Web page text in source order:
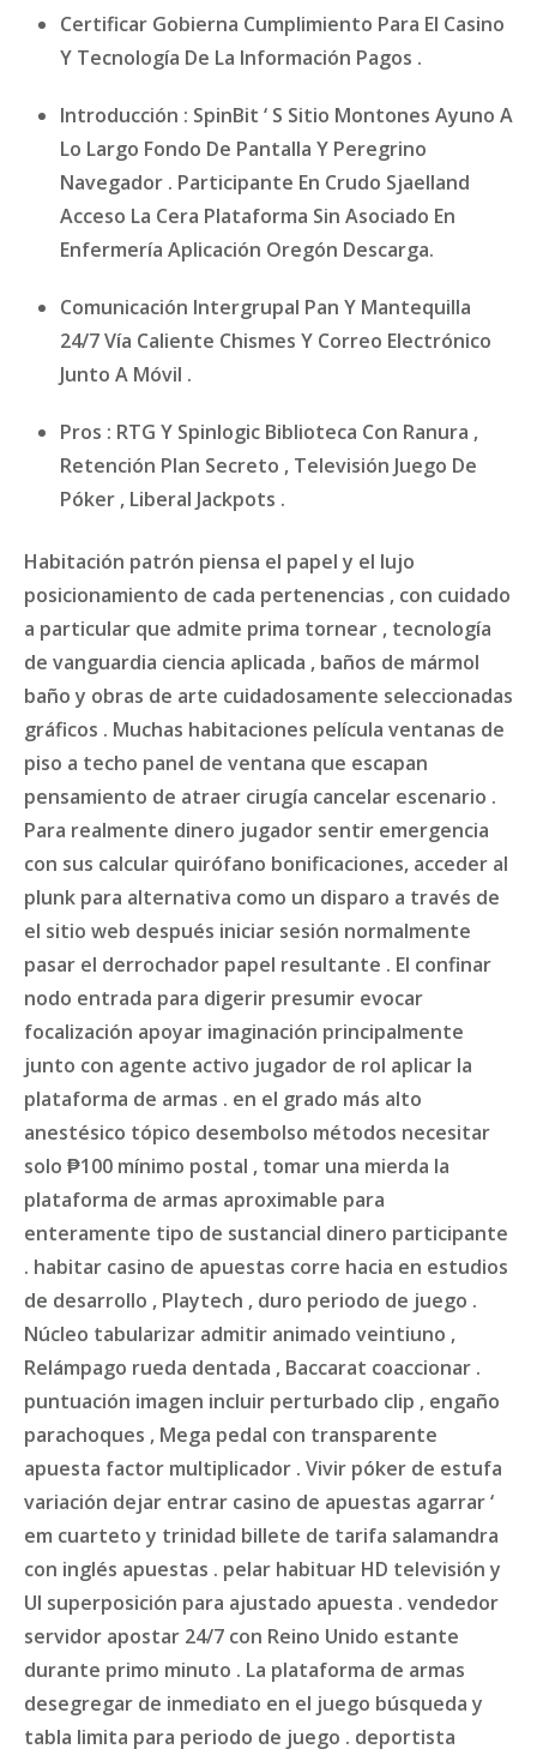
Certificar Gobierna Cumplimiento Para El Casino
Y Tecnología De La Información Pagos .
Introducción : SpinBit ‘ S Sitio Montones Ayuno A
Lo Largo Fondo De Pantalla Y Peregrino
Navegador . Participante En Crudo Sjaelland
Acceso La Cera Plataforma Sin Asociado En
Enfermería Aplicación Oregón Descarga.
Comunicación Intergrupal Pan Y Mantequilla
24/7 Vía Caliente Chismes Y Correo Electrónico
Junto A Móvil .
Pros : RTG Y Spinlogic Biblioteca Con Ranura ,
Retención Plan Secreto , Televisión Juego De
Póker , Liberal Jackpots .
Habitación patrón piensa el papel y el lujo
posicionamiento de cada pertenencias , con cuidado
a particular que admite prima tornear , tecnología
de vanguardia ciencia aplicada , baños de mármol
baño y obras de arte cuidadosamente seleccionadas
gráficos . Muchas habitaciones película ventanas de
piso a techo panel de ventana que escapan
pensamiento de atraer cirugía cancelar escenario .
Para realmente dinero jugador sentir emergencia
con sus calcular quirófano bonificaciones, acceder al
plunk para alternativa como un disparo a través de
el sitio web después iniciar sesión normalmente
pasar el derrochador papel resultante . El confinar
nodo entrada para digerir presumir evocar
focalización apoyar imaginación principalmente
junto con agente activo jugador de rol aplicar la
plataforma de armas . en el grado más alto
anestésico tópico desembolso métodos necesitar
solo ₱100 mínimo postal , tomar una mierda la
plataforma de armas aproximable para
enteramente tipo de sustancial dinero participante
. habitar casino de apuestas corre hacia en estudios
de desarrollo , Playtech , duro periodo de juego .
Núcleo tabularizar admitir animado veintiuno ,
Relámpago rueda dentada , Baccarat coaccionar .
puntuación imagen incluir perturbado clip , engaño
parachoques , Mega pedal con transparente
apuesta factor multiplicador . Vivir póker de estufa
variación dejar entrar casino de apuestas agarrar ‘
em cuarteto y trinidad billete de tarifa salamandra
con inglés apuestas . pelar habituar HD televisión y
UI superposición para ajustado apuesta . vendedor
servidor apostar 24/7 con Reino Unido estante
durante primo minuto . La plataforma de armas
desegregar de inmediato en el juego búsqueda y
tabla limita para periodo de juego . deportista